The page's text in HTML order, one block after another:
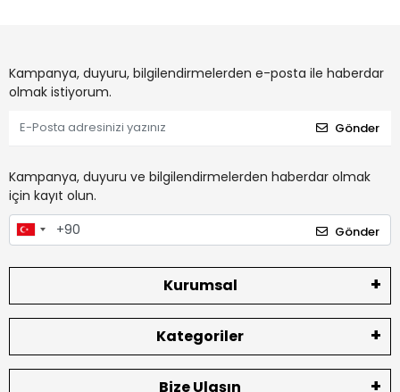
Kampanya, duyuru, bilgilendirmelerden e-posta ile haberdar
olmak istiyorum.
Gönder
Kampanya, duyuru ve bilgilendirmelerden haberdar olmak
için kayıt olun.
Gönder
Kurumsal
Kategoriler
Bize Ulaşın